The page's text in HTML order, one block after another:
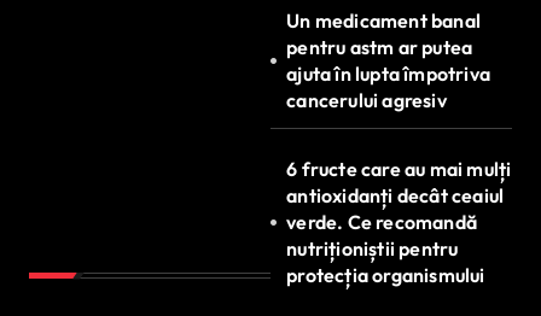
Un medicament banal
pentru astm ar putea
ajuta în lupta împotriva
cancerului agresiv
6 fructe care au mai mulți
antioxidanți decât ceaiul
verde. Ce recomandă
nutriționiștii pentru
protecția organismului